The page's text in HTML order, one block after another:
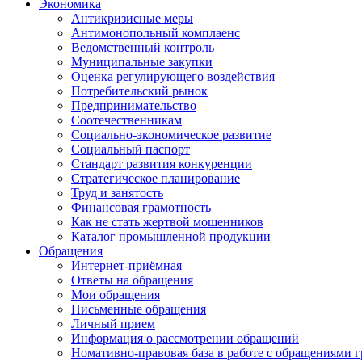
Экономика
Антикризисные меры
Антимонопольный комплаенс
Ведомственный контроль
Муниципальные закупки
Оценка регулирующего воздействия
Потребительский рынок
Предпринимательство
Соотечественникам
Социально-экономическое развитие
Социальный паспорт
Стандарт развития конкуренции
Стратегическое планирование
Труд и занятость
Финансовая грамотность
Как не стать жертвой мошенников
Каталог промышленной продукции
Обращения
Интернет-приёмная
Ответы на обращения
Мои обращения
Письменные обращения
Личный прием
Информация о рассмотрении обращений
Номативно-правовая база в работе с обращениями